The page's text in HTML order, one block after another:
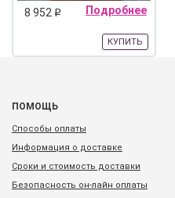
8 952 q Подробнее
КУПИТЬ
ПОМОЩЬ
Способы оплаты
Информация о доставке
Сроки и стоимость доставки
Безопасность он-лайн оплаты